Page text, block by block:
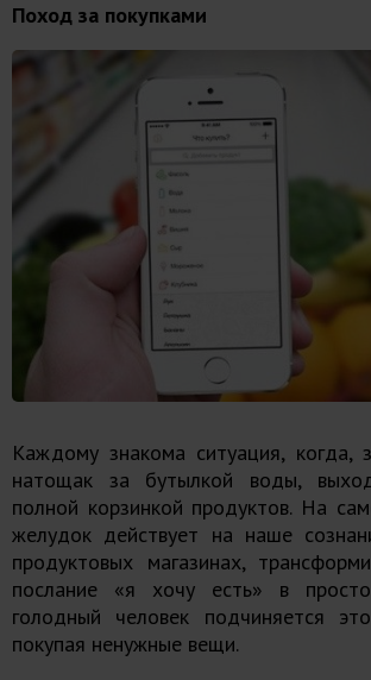
Поход за покупками
Каждому знакома ситуация, когда,
натощак за бутылкой воды,
полной корзинкой продуктов. На
желудок действует на наше
продуктовых магазинах,
послание «я хочу есть» в
голодный человек подчиняется
покупая ненужные вещи.